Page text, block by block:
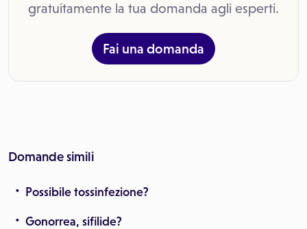
gratuitamente la tua domanda agli esperti.
Fai una domanda
Domande simili
Possibile tossinfezione?
Gonorrea, sifilide?